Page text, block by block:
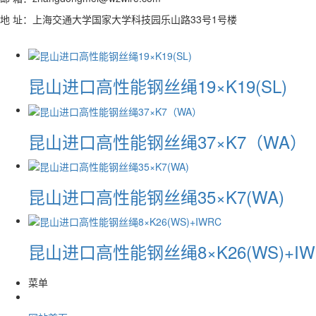
地 址：上海交通大学国家大学科技园乐山路33号1号楼
昆山进口高性能钢丝绳19×K19(SL)
昆山进口高性能钢丝绳37×K7（WA）
昆山进口高性能钢丝绳35×K7(WA)
昆山进口高性能钢丝绳
菜单